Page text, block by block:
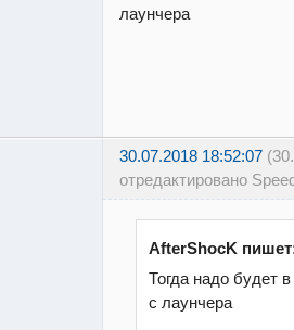
лаунчера
30.07.2018 18:52:07
отредактировано
AfterShocK
Тогда надо будет
с лаунчера